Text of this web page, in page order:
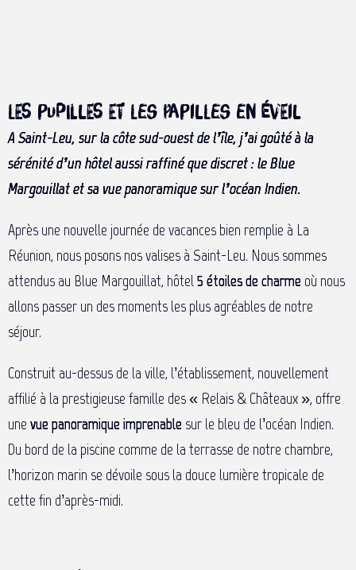
Les pupilles et les papilles en éveil
A Saint-Leu, sur la côte sud-ouest de l’île, j’ai goûté à la
sérénité d’un hôtel aussi raffiné que discret : le Blue
Margouillat et sa vue panoramique sur l’océan Indien.
Après une nouvelle journée de vacances bien remplie à La
Réunion, nous posons nos valises à Saint-Leu. Nous sommes
attendus au Blue Margouillat, hôtel5 étoiles de charme où nous
allons passer un des moments les plus agréables de notre
séjour.
Construit au-dessus de la ville, l’établissement, nouvellement
affilié à la prestigieuse famille des « Relais & Châteaux », offre
une vue panoramique imprenable sur le bleu de l’océan Indien.
Du bord de la piscine comme de la terrasse de notre chambre,
l’horizon marin se dévoile sous la douce lumière tropicale de
cette fin d’après-midi.